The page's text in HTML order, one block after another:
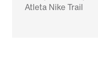
Atleta Nike Trail